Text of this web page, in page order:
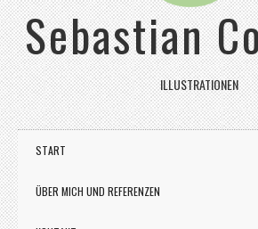
Sebastian
ILLUSTRATIONEN
START
ÜBER MICH UND REFERENZEN